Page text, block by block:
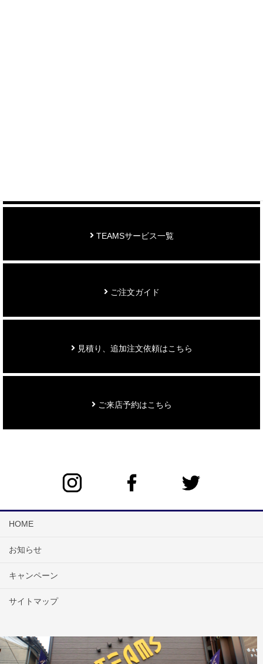
TEAMSサービス一覧
ご注文ガイド
見積り、追加注文依頼はこちら
ご来店予約はこちら
HOME
お知らせ
キャンペーン
サイトマップ